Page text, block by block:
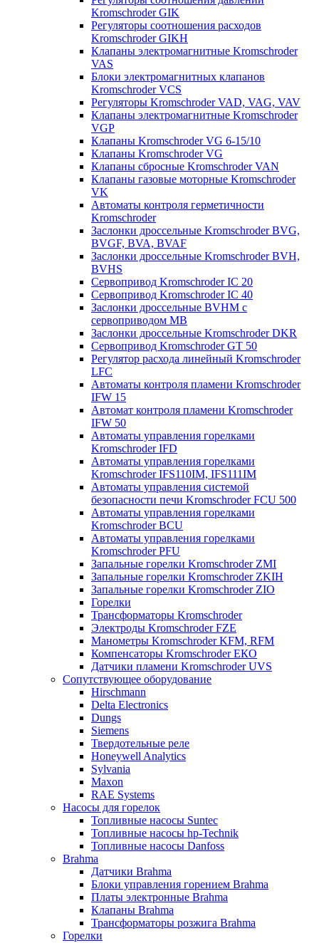
Kromschroder GIK
Регуляторы соотношения расходов
Kromschroder GIKH
Клапаны электромагнитные Kromschroder
VAS
Блоки электромагнитных клапанов
Kromschroder VCS
Регуляторы Kromschroder VAD, VAG, VAV
Клапаны электромагнитные Kromschroder
VGP
Клапаны Kromschroder VG 6-15/10
Клапаны Kromschroder VG
Клапаны сбросные Kromschroder VAN
Клапаны газовые моторные Kromschroder
VK
Автоматы контроля герметичности
Kromschroder
Заслонки дроссельные Kromschroder BVG,
BVGF, BVA, BVAF
Заслонки дроссельные Kromschroder BVH,
BVHS
Сервопривод Kromschroder IC 20
Сервопривод Kromschroder IC 40
Заслонки дроссельные BVHM с
сервоприводом МВ
Заслонки дроссельные Kromschroder DKR
Cервопривод Kromschroder GT 50
Регулятор расхода линейный Kromschroder
LFC
Автоматы контроля пламени Kromschroder
IFW 15
Автомат контроля пламени Kromschroder
IFW 50
Автоматы управления горелками
Kromschroder IFD
Автоматы управления горелками
Kromschroder IFS110IM, IFS111IM
Автоматы управления системой
безопасности печи Kromschroder FCU 500
Автоматы управления горелками
Kromschroder BCU
Автоматы управления горелками
Kromschroder PFU
Запальные горелки Kromschroder ZМI
Запальные горелки Kromschroder ZKIH
Запальные горелки Kromschroder ZIO
Горелки
Трансформаторы Kromschroder
Электроды Kromschroder FZE
Манометры Kromschroder KFM, RFM
Компенсаторы Kromschroder ЕКО
Датчики пламени Kromschroder UVS
Сопутствующее оборудование
Hirschmann
Delta Electronics
Dungs
Siemens
Твердотельные реле
Honeywell Analytics
Sylvania
Maxon
RAE Systems
Насосы для горелок
Топливные насосы Suntec
Топливные насосы hp-Technik
Топливные насосы Danfoss
Brahma
Датчики Brahma
Блоки управления горением Brahma
Платы электронные Brahma
Клапаны Brahma
Трансформаторы розжига Brahma
Горелки